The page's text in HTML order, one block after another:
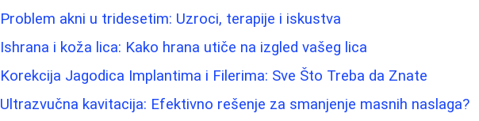
Problem akni u tridesetim: Uzroci, terapije i iskustva
Ishrana i koža lica: Kako hrana utiče na izgled vašeg lica
Korekcija Jagodica Implantima i Filerima: Sve Što Treba da Znate
Ultrazvučna kavitacija: Efektivno rešenje za smanjenje masnih naslaga?